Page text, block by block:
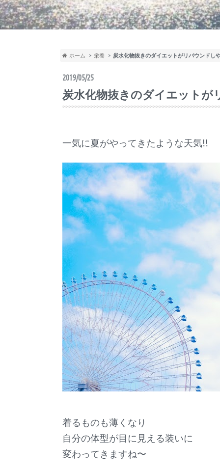
ホーム 栄養 炭水化物抜きのダイエットがリバウンドし
2019/05/25
炭水化物抜きのダイエットが
一気に夏がやってきたような天気!!
着るものも薄くなり
自分の体型が目に見える装いに
変わってきますね〜